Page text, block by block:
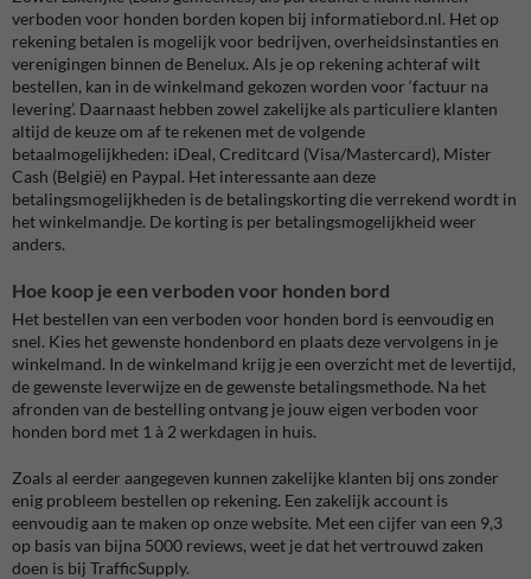
verboden voor honden borden kopen bij informatiebord.nl. Het op
rekening betalen is mogelijk voor bedrijven, overheidsinstanties en
verenigingen binnen de Benelux. Als je op rekening achteraf wilt
bestellen, kan in de winkelmand gekozen worden voor ‘factuur na
levering’. Daarnaast hebben zowel zakelijke als particuliere klanten
altijd de keuze om af te rekenen met de volgende
betaalmogelijkheden: iDeal, Creditcard (Visa/Mastercard), Mister
Cash (België) en Paypal. Het interessante aan deze
betalingsmogelijkheden is de betalingskorting die verrekend wordt in
het winkelmandje. De korting is per betalingsmogelijkheid weer
anders.
Hoe koop je een verboden voor honden bord
Het bestellen van een verboden voor honden bord is eenvoudig en
snel. Kies het gewenste hondenbord en plaats deze vervolgens in je
winkelmand. In de winkelmand krijg je een overzicht met de levertijd,
de gewenste leverwijze en de gewenste betalingsmethode. Na het
afronden van de bestelling ontvang je jouw eigen verboden voor
honden bord met 1 à 2 werkdagen in huis.
Zoals al eerder aangegeven kunnen zakelijke klanten bij ons zonder
enig probleem bestellen op rekening. Een zakelijk account is
eenvoudig aan te maken op onze website. Met een cijfer van een 9,3
op basis van bijna 5000 reviews, weet je dat het vertrouwd zaken
doen is bij TrafficSupply.